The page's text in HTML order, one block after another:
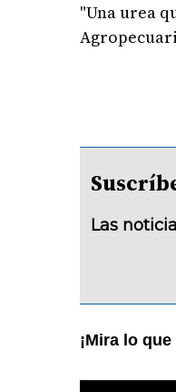
"Una urea
Las
¡Mira lo